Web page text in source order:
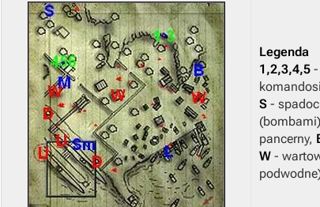
Legenda
1,2,3,4,5
S -
pancerny,
W -